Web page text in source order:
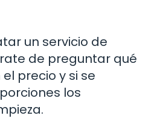
un servicio de
de preguntar qué
precio y si se
los